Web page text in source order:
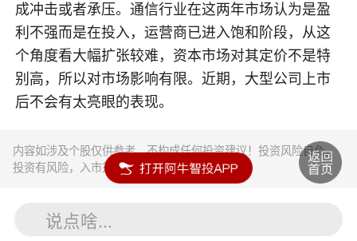
成冲击或者承压。通信行业在这两年市场认为是盈
利不强而是在投入，运营商已进入饱和阶段，从这
个角度看大幅扩张较难，资本市场对其定价不是特
别高，所以对市场影响有限。近期，大型公司上市
后不会有太亮眼的表现。
内容如涉及个股仅供参考，不构成任何投资建议！投资风险自负。
投资有风险，入市须谨慎。
说点啥...